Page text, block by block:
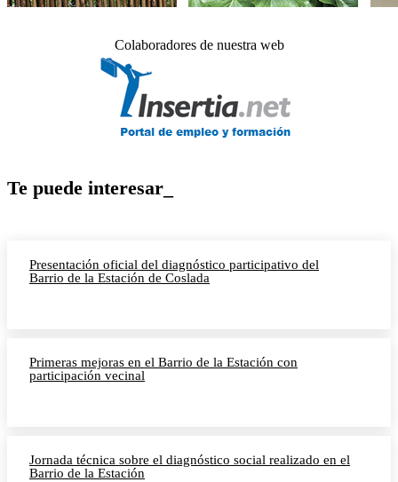
Colaboradores de nuestra web
Te puede interesar_
Presentación oficial del diagnóstico participativo del
Barrio de la Estación de Coslada
Primeras mejoras en el Barrio de la Estación con
participación vecinal
Jornada técnica sobre el diagnóstico social realizado en el
Barrio de la Estación